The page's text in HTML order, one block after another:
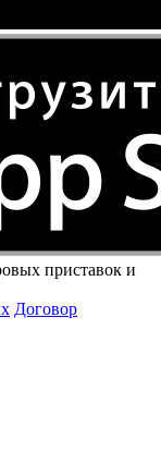
приставок и
Договор